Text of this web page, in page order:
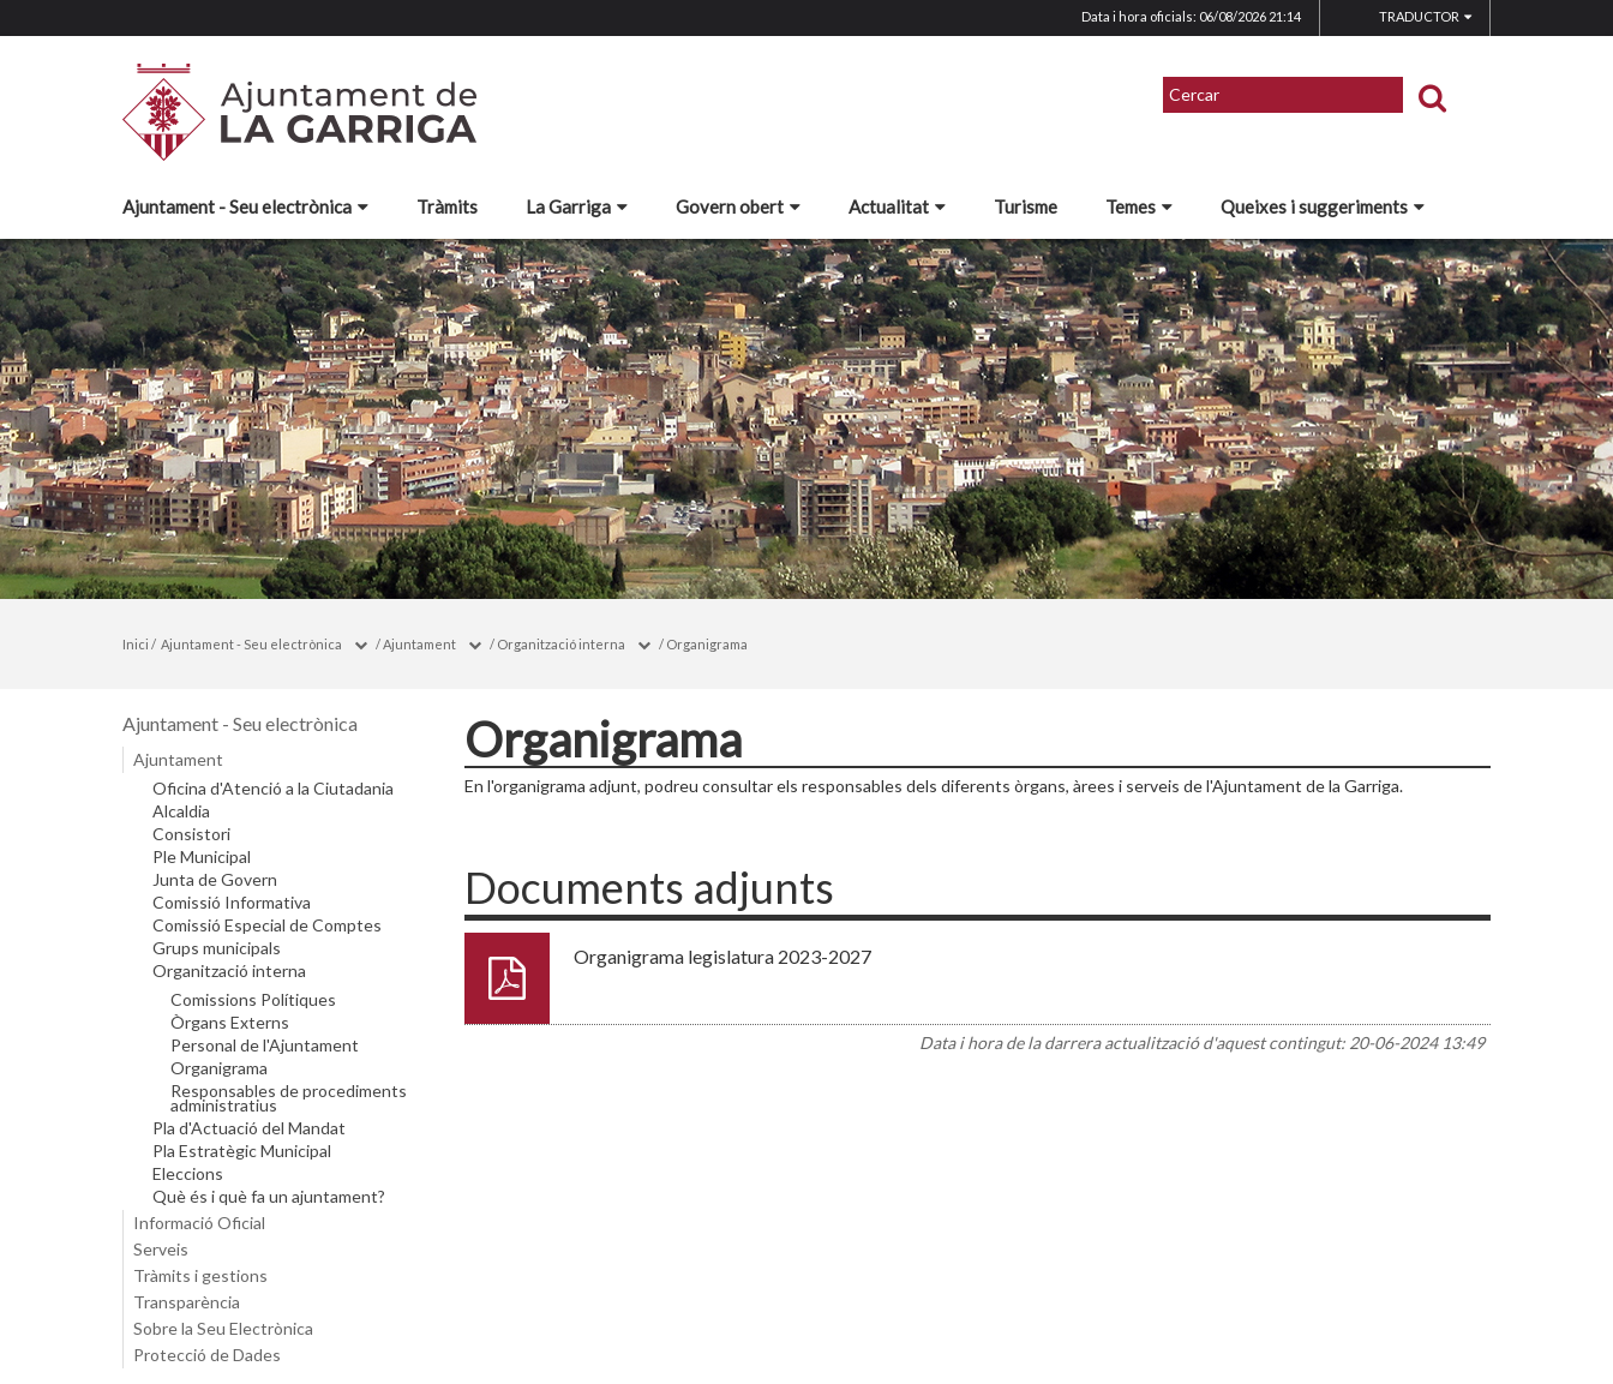
Data i hora oficials: 06/08/2026 21:14 TRADUCTOR
Ajuntament - Seu electrònica Tràmits La Garriga Govern obert Actualitat Turisme Temes Queixes i suggeriments
Inici / Ajuntament - Seu electrònica /Ajuntament / Organització interna / Organigrama
Ajuntament - Seu electrònica
Ajuntament
Oficina d'Atenció a la Ciutadania
Alcaldia
Consistori
Ple Municipal
Junta de Govern
Comissió Informativa
Comissió Especial de Comptes
Grups municipals
Organització interna
Comissions Polítiques
Òrgans Externs
Personal de l'Ajuntament
Organigrama
Responsables de procediments
administratius
Pla d'Actuació del Mandat
Pla Estratègic Municipal
Eleccions
Què és i què fa un ajuntament?
Informació Oficial
Serveis
Tràmits i gestions
Transparència
Sobre la Seu Electrònica
Protecció de Dades
Organigrama
En l'organigrama adjunt, podreu consultar els responsables dels diferents òrgans, àrees i serveis de l'Ajuntament de la Garriga.
Documents adjunts
Organigrama legislatura 2023-2027
Data i hora de la darrera actualització d'aquest contingut: 20-06-2024 13:49